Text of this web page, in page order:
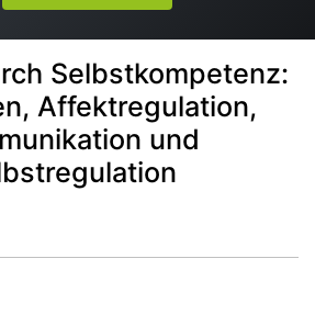
Selbstkompetenz:
Affektregulation,
und